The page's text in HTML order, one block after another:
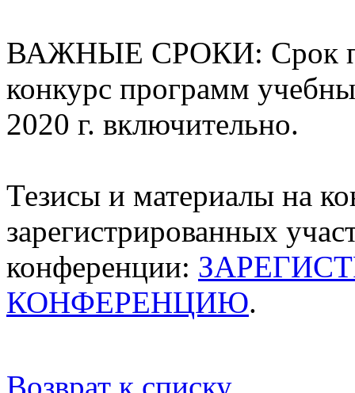
ВАЖНЫЕ СРОКИ: Срок
конкурс программ
2020 г. включительно.
Тезисы и материалы на
зарегистрированных
конференции:
КОНФЕРЕНЦИЮ.